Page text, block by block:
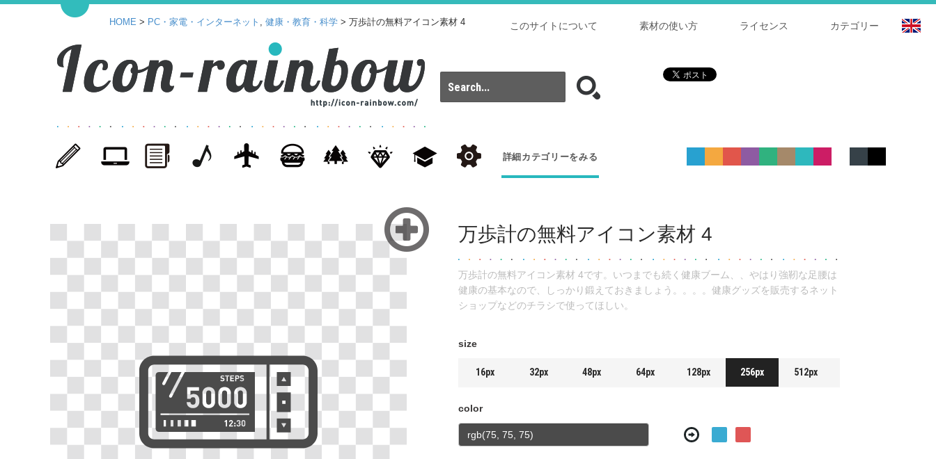
カテゴリー
ライセンス
素材の使い方
このサイトについて
HOME > PC・家電・インターネット , 健康・教育・科学 > 万歩計の無料アイコン素材 4
詳細カテゴリーをみる
万歩計の無料アイコン素材 4
万歩計の無料アイコン素材 4です。いつまでも続く健康ブーム、、やはり強靭な足腰は
健康の基本なので、しっかり鍛えておきましょう。。。。健康グッズを販売するネット
ショップなどのチラシで使ってほしい。
size
16px 32px 48px 64px 128px 256px 512px
color